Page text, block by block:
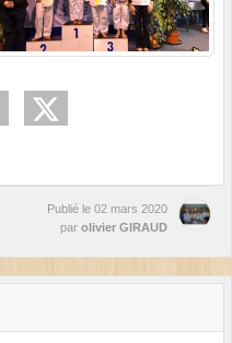
Publié le 02 mars 2020
par olivier GIRAUD